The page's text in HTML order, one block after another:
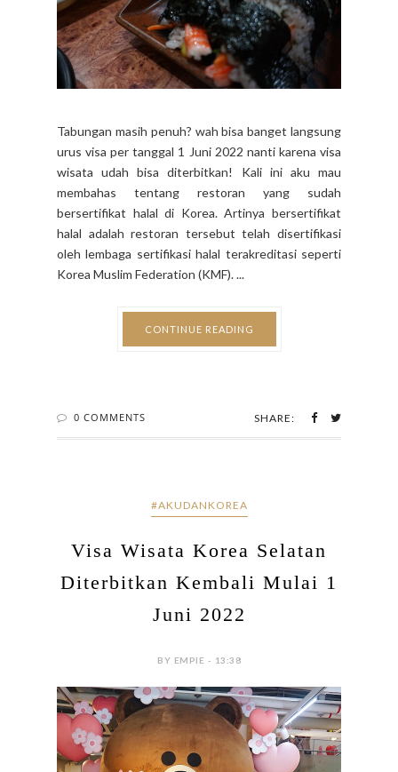
Tabungan masih penuh? wah bisa banget langsung
urus visa per tanggal 1 Juni 2022 nanti karena visa
wisata udah bisa diterbitkan! Kali ini aku mau
membahas tentang restoran yang sudah
bersertifikat halal di Korea. Artinya bersertifikat
halal adalah restoran tersebut telah disertifikasi
oleh lembaga sertifikasi halal terakreditasi seperti
Korea Muslim Federation (KMF). ...
CONTINUE READING
0 COMMENTS SHARE:
#AKUDANKOREA
Visa Wisata Korea Selatan
Diterbitkan Kembali Mulai 1
Juni 2022
BY EMPIE - 13:38